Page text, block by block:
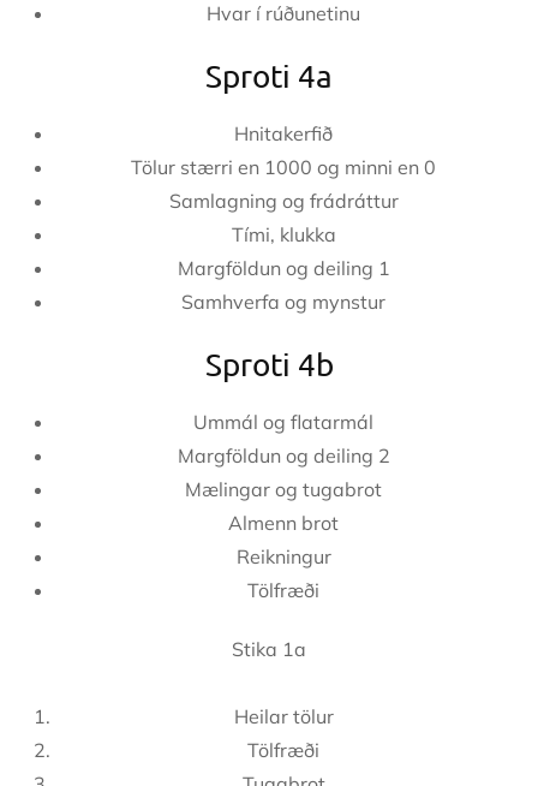
Hvar í rúðunetinu
Sproti 4a
Hnitakerfið
Tölur stærri en 1000 og minni en 0
Samlagning og frádráttur
Tími, klukka
Margföldun og deiling 1
Samhverfa og mynstur
Sproti 4b
Ummál og flatarmál
Margföldun og deiling 2
Mælingar og tugabrot
Almenn brot
Reikningur
Tölfræði
Stika 1a
Heilar tölur
Tölfræði